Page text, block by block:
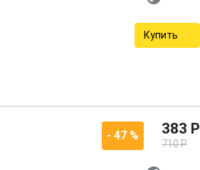
Купить
- 47 % 383 P
710 P